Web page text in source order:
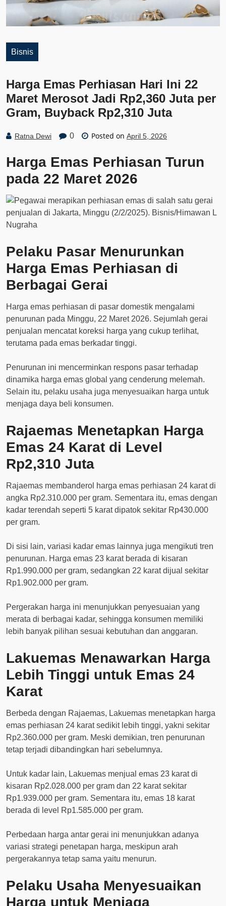
Bisnis
Harga Emas Perhiasan Hari Ini 22
Maret Merosot Jadi Rp2,360 Juta per
Gram, Buyback Rp2,310 Juta
Ratna Dewi 0 Posted on April 5, 2026
Harga Emas Perhiasan Turun
pada 22 Maret 2026
Pelaku Pasar Menurunkan
Harga Emas Perhiasan di
Berbagai Gerai
Harga emas perhiasan di pasar domestik mengalami
penurunan pada Minggu, 22 Maret 2026. Sejumlah gerai
penjualan mencatat koreksi harga yang cukup terlihat,
terutama pada emas berkadar tinggi.
Penurunan ini mencerminkan respons pasar terhadap
dinamika harga emas global yang cenderung melemah.
Selain itu, pelaku usaha juga menyesuaikan harga untuk
menjaga daya beli konsumen.
Rajaemas Menetapkan Harga
Emas 24 Karat di Level
Rp2,310 Juta
Rajaemas membanderol harga emas perhiasan 24 karat di
angka Rp2.310.000 per gram. Sementara itu, emas dengan
kadar terendah seperti 5 karat dipatok sekitar Rp430.000
per gram.
Di sisi lain, variasi kadar emas lainnya juga mengikuti tren
penurunan. Harga emas 23 karat berada di kisaran
Rp1.990.000 per gram, sedangkan 22 karat dijual sekitar
Rp1.902.000 per gram.
Pergerakan harga ini menunjukkan penyesuaian yang
merata di berbagai kadar, sehingga konsumen memiliki
lebih banyak pilihan sesuai kebutuhan dan anggaran.
Lakuemas Menawarkan Harga
Lebih Tinggi untuk Emas 24
Karat
Berbeda dengan Rajaemas, Lakuemas menetapkan harga
emas perhiasan 24 karat sedikit lebih tinggi, yakni sekitar
Rp2.360.000 per gram. Meski demikian, tren penurunan
tetap terjadi dibandingkan hari sebelumnya.
Untuk kadar lain, Lakuemas menjual emas 23 karat di
kisaran Rp2.028.000 per gram dan 22 karat sekitar
Rp1.939.000 per gram. Sementara itu, emas 18 karat
berada di level Rp1.585.000 per gram.
Perbedaan harga antar gerai ini menunjukkan adanya
variasi strategi penetapan harga, meskipun arah
pergerakannya tetap sama yaitu menurun.
Pelaku Usaha Menyesuaikan
Harga untuk Menjaga